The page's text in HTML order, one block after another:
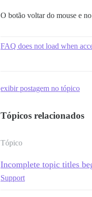
O botão voltar do mouse e
FAQ does not load when
exibir postagem no tópico
Tópicos relacionados
Tópico
Incomplete topic titles
Support